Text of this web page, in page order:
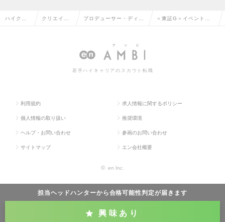
担当ヘッドハンターから合格可能性判定が届きます
興味あり
ハイクラ クリエイテ プロデューサー・ディレ ＜東証G＞イベントプ
若手ハイキャリアのスカウト転職
利用規約 求人情報に関するポリシー
個人情報の取り扱い 推奨環境
ヘルプ・お問い合わせ 参画のお問い合わせ
サイトマップ エン会社概要
© en Inc.